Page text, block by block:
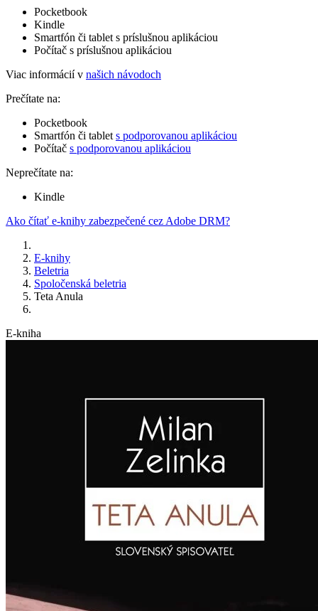
Pocketbook
Kindle
Smartfón či tablet s príslušnou aplikáciou
Počítač s príslušnou aplikáciou
Viac informácií v našich návodoch
Prečítate na:
Pocketbook
Smartfón či tablet s podporovanou aplikáciou
Počítač s podporovanou aplikáciou
Neprečítate na:
Kindle
Ako čítať e-knihy zabezpečené cez Adobe DRM?
E-knihy
Beletria
Spoločenská beletria
Teta Anula
E-kniha